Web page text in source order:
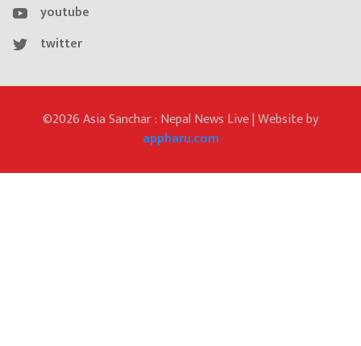
youtube
twitter
©2026 Asia Sanchar : Nepal News Live | Website by
appharu.com